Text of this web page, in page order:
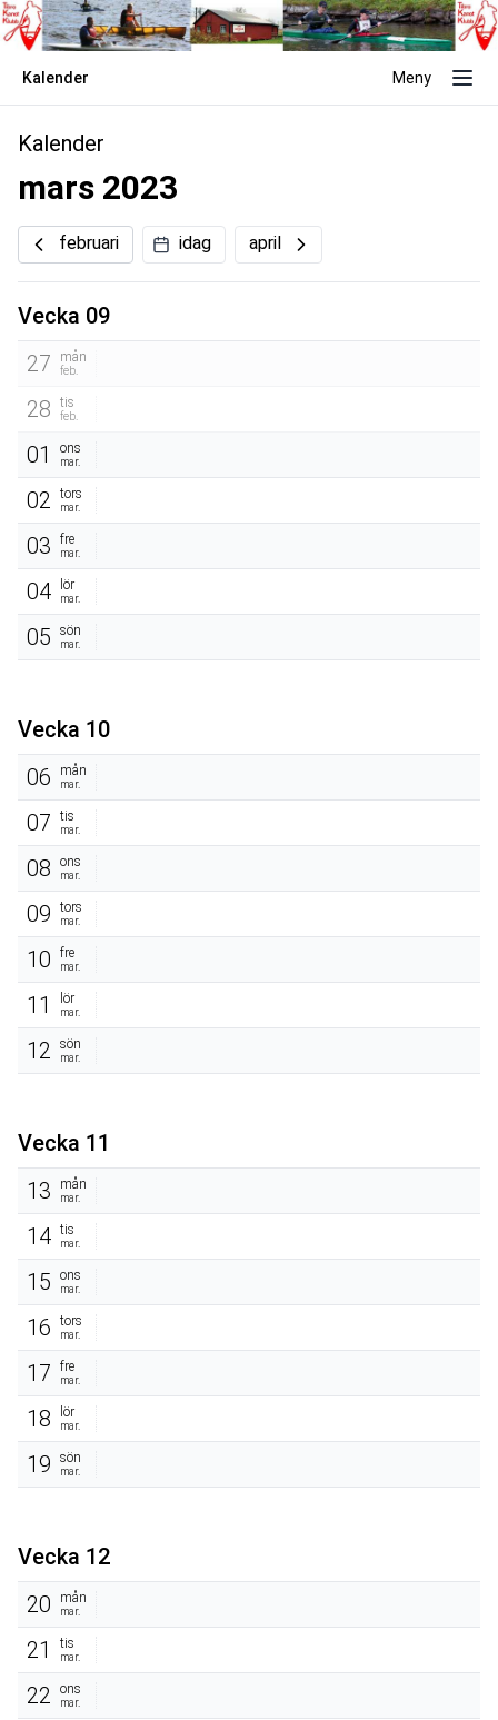
Kalender Meny
Kalender
mars 2023
februari idag april
Vecka 09
27
mån
feb.
28 tis
feb.
01 ons
mar.
02 tors
mar.
03 fre
mar.
04 lör
mar.
05 sön
mar.
Vecka 10
06
mån
mar.
07 tis
mar.
08 ons
mar.
09 tors
mar.
10 fre
mar.
11 lör
mar.
12 sön
mar.
Vecka 11
13
mån
mar.
14 tis
mar.
15 ons
mar.
16 tors
mar.
17 fre
mar.
18 lör
mar.
19 sön
mar.
Vecka 12
20
mån
mar.
21 tis
mar.
22 ons
mar.